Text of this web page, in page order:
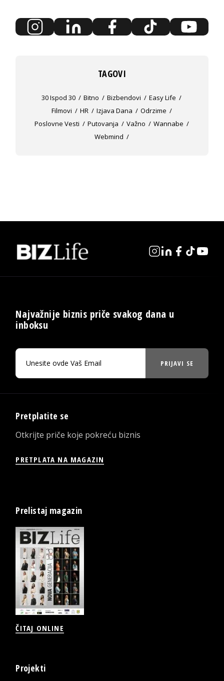
TAGOVI
30 Ispod 30 Bitno Bizbendovi
Easy Life
Filmovi
HR Izjava Dana
Odrzime
Poslovne Vesti
Putovanja Važno
Wannabe
Webmind
Najvažnije biznis priče svakog dana u
inboksu
PRIJAVI SE
Pretplatite se
Otkrijte priče koje pokreću biznis
PRETPLATA NA MAGAZIN
Prelistaj magazin
ČITAJ ONLINE
Projekti